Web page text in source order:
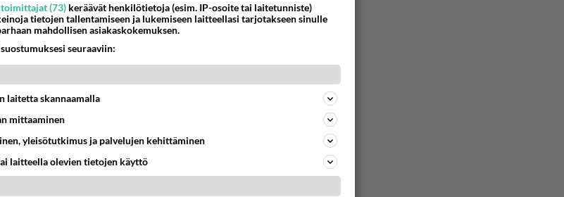
(73) keräävät henkilötietoja (esim. IP-osoite tai laitetunniste)
tietojen tallentamiseen ja lukemiseen laitteellasi tarjotakseen sinulle
mahdollisen asiakaskokemuksen.
seuraaviin:
laitetta skannaamalla
mittaaminen
yleisötutkimus ja palvelujen kehittäminen
laitteella olevien tietojen käyttö